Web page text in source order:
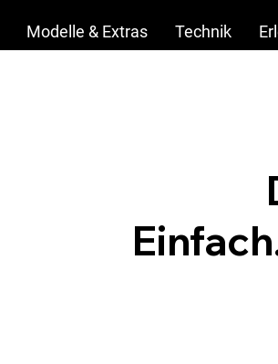
Modelle & Extras Technik